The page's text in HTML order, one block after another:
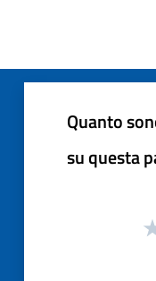
Quanto
su questa